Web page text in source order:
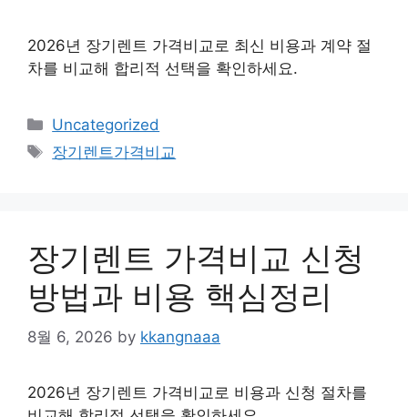
2026년 장기렌트 가격비교로 최신 비용과 계약 절
차를 비교해 합리적 선택을 확인하세요.
Categories
Uncategorized
Tags
장기렌트가격비교
장기렌트 가격비교 신청
방법과 비용 핵심정리
8월 6, 2026 by kkangnaaa
2026년 장기렌트 가격비교로 비용과 신청 절차를